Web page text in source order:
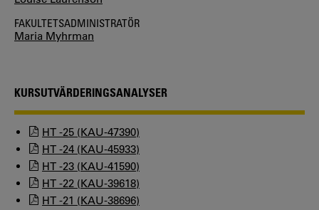
FAKULTETSADMINISTRATÖR
Maria Myhrman
KURSUTVÄRDERINGSANALYSER
HT -25 (KAU-47390)
HT -24 (KAU-45933)
HT -23 (KAU-41590)
HT -22 (KAU-39618)
HT -21 (KAU-38696)